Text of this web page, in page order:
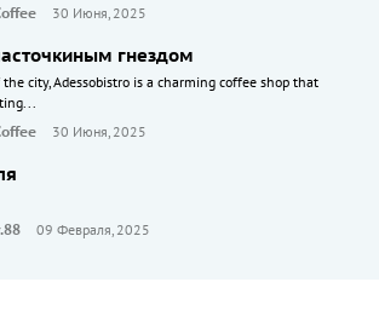
30 Июня, 2025
гнездом
city, Adessobistro is a charming coffee shop that
30 Июня, 2025
09 Февраля, 2025